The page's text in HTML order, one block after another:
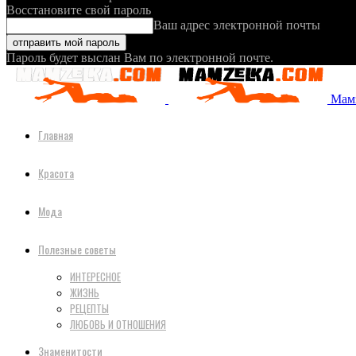
Восстановите свой пароль
Ваш адрес электронной почты
Пароль будет выслан Вам по электронной почте.
Главная
Красота
Мода
Полезные советы
ИНТЕРЕСНОЕ
ЖИЗНЬ
РЕЦЕПТЫ
ЛЮБОВЬ И ОТНОШЕНИЯ
Знаменитости